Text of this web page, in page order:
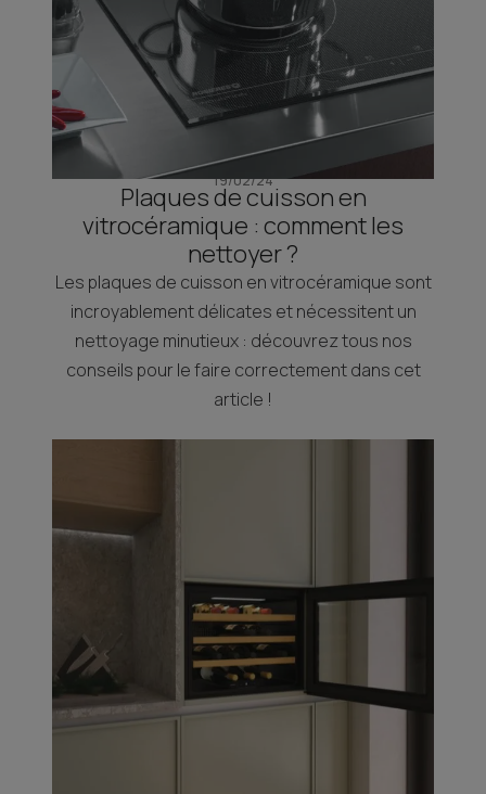
19/02/24
Plaques de cuisson en
vitrocéramique : comment les
nettoyer ?
Les plaques de cuisson en vitrocéramique sont
incroyablement délicates et nécessitent un
nettoyage minutieux : découvrez tous nos
conseils pour le faire correctement dans cet
article !